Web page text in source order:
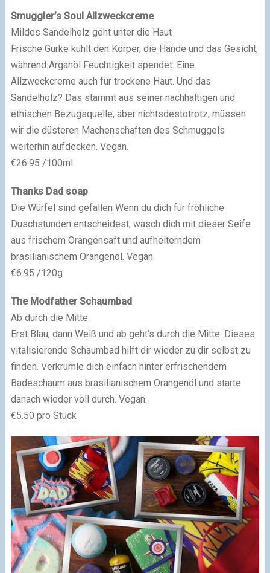
Smuggler’s Soul Allzweckcreme
Mildes Sandelholz geht unter die Haut
Frische Gurke kühlt den Körper, die Hände und das Gesicht,
während Arganöl Feuchtigkeit spendet. Eine
Allzweckcreme auch für trockene Haut. Und das
Sandelholz? Das stammt aus seiner nachhaltigen und
ethischen Bezugsquelle, aber nichtsdestotrotz, müssen
wir die düsteren Machenschaften des Schmuggels
weiterhin aufdecken. Vegan.
€26.95 /100ml
Thanks Dad soap
Die Würfel sind gefallen Wenn du dich für fröhliche
Duschstunden entscheidest, wasch dich mit dieser Seife
aus frischem Orangensaft und aufheiterndem
brasilianischem Orangenöl. Vegan.
€6.95 /120g
The Modfather Schaumbad
Ab durch die Mitte
Erst Blau, dann Weiß und ab geht’s durch die Mitte. Dieses
vitalisierende Schaumbad hilft dir wieder zu dir selbst zu
finden. Verkrümle dich einfach hinter erfrischendem
Badeschaum aus brasilianischem Orangenöl und starte
danach wieder voll durch. Vegan.
€5.50 pro Stück